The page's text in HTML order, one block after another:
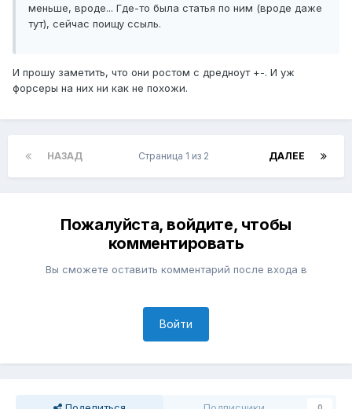
меньше, вроде... Где-то была статья по ним (вроде даже
тут), сейчас поищу ссыль.
И прошу заметить, что они ростом с дредноут +-. И уж
форсеры на них ни как не похожи.
НАЗАД ДАЛЕЕ
Страница 1 из 2
Пожалуйста, войдите, чтобы
комментировать
Вы сможете оставить комментарий после входа в
Войти
0